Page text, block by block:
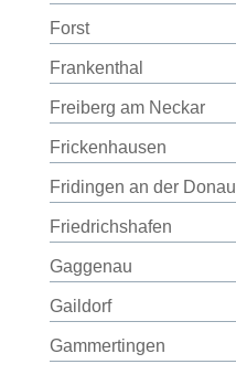
Forst
Frankenthal
Freiberg am Neckar
Frickenhausen
Fridingen an der Donau
Friedrichshafen
Gaggenau
Gaildorf
Gammertingen